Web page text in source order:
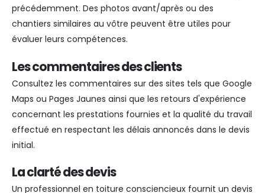
précédemment. Des photos avant/après ou des
chantiers similaires au vôtre peuvent être utiles pour
évaluer leurs compétences.
Les commentaires des clients
Consultez les commentaires sur des sites tels que Google
Maps ou Pages Jaunes ainsi que les retours d'expérience
concernant les prestations fournies et la qualité du travail
effectué en respectant les délais annoncés dans le devis
initial.
La clarté des devis
Un professionnel en toiture consciencieux fournit un devis